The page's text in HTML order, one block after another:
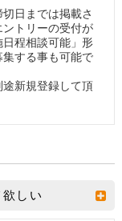
日までは掲載さ
トリーの受付が
程相談可能」形
する事も可能で
新規登録して頂
しい